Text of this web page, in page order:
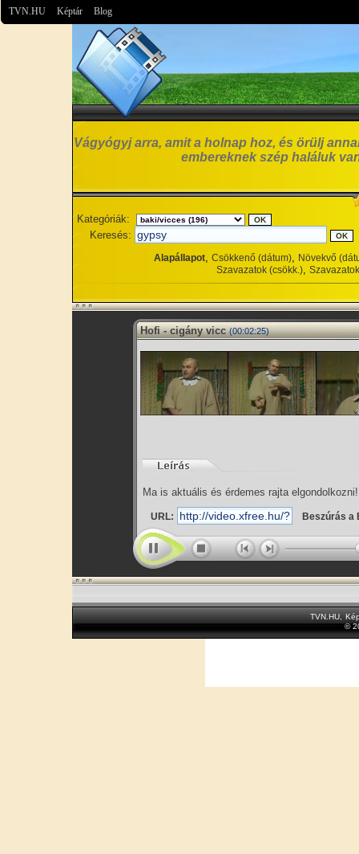
TVN.HU Képtár Blog
Vágyógyj arra, amit a holnap hoz, és örülj
embereknek szép haláluk
Kategóriák:
Keresés:
Alapállapot, Csökkenő (dátum), Növekvő
Szavazatok (csökk.),
Hofi - cigány vicc (00:02:25)
Ma is aktuális és érdemes rajta elgondolkozni!
URL: Beszúrás a
TVN.HU
©